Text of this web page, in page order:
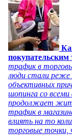
покупательским
трафик в
люди стали реже
объективных
шопинга со
продолжает
трафик в
влиять на то
торговые точки,